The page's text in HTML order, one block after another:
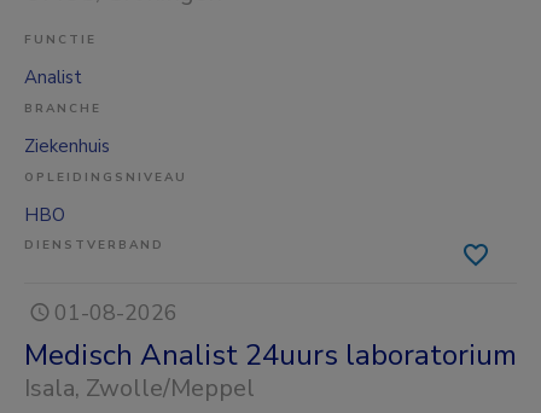
FUNCTIE
Analist
BRANCHE
Ziekenhuis
OPLEIDINGSNIVEAU
HBO
DIENSTVERBAND
01-08-2026
Medisch Analist 24uurs laboratorium
Isala, Zwolle/Meppel